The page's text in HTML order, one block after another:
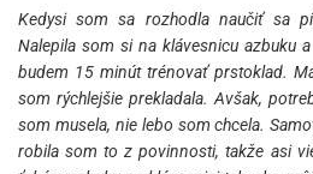
Kedysi som sa rozhodla naučiť sa
Nalepila som si na klávesnicu azbuku
budem 15 minút trénovať prstoklad.
som rýchlejšie prekladala. Avšak,
som musela, nie lebo som chcela.
robila som to z povinnosti, takže asi